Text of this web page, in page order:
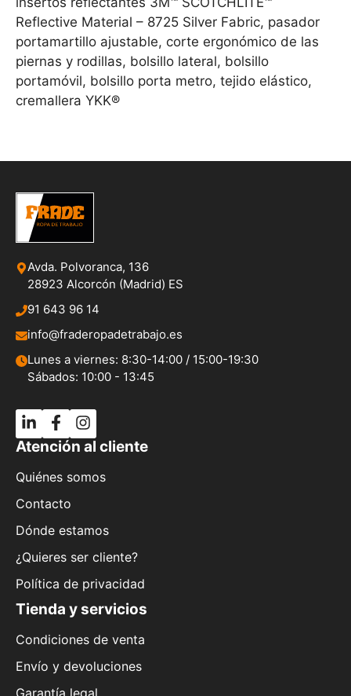
Reflective Material – 8725 Silver Fabric, pasador
portamartillo ajustable, corte ergonómico de las
piernas y rodillas, bolsillo lateral, bolsillo
portamóvil, bolsillo porta metro, tejido elástico,
cremallera YKK®
Avda. Polvoranca, 136
28923 Alcorcón (Madrid) ES
91 643 96 14
info@fraderopadetrabajo.es
Lunes a viernes: 8:30-14:00 / 15:00-19:30
Sábados: 10:00 - 13:45
Atención al cliente
Quiénes somos
Contacto
Dónde estamos
¿Quieres ser cliente?
Política de privacidad
Tienda y servicios
Condiciones de venta
Envío y devoluciones